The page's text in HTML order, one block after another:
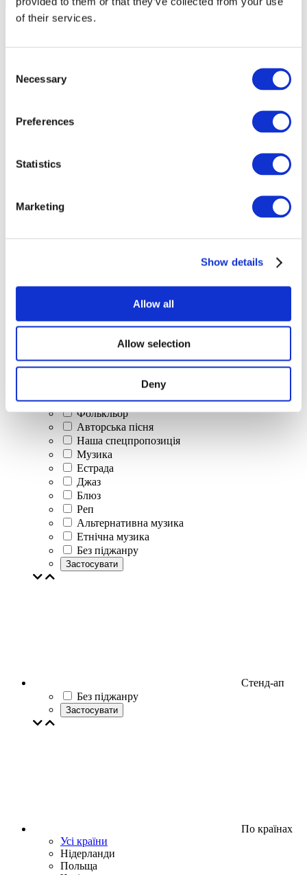
of their services.
Selection
Necessary
Preferences
Statistics
Marketing
Show details
Allow all
Allow selection
Deny
Концерти
Класична музика
Поп-музика
Рок музика
Ізраїльска музика
Фолькльор
Авторська пісня
Наша спецпропозиція
Музика
Естрада
Джаз
Блюз
Реп
Альтернативна музика
Етнічна музика
Без піджанру
Застосувати
Стенд-ап
Без піджанру
Застосувати
По країнах
Усі країни
Нідерланди
Польща